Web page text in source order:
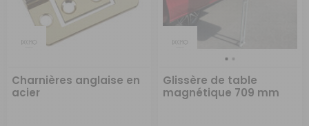
Charnières anglaise en
acier
Glissère de table
magnétique 709 mm